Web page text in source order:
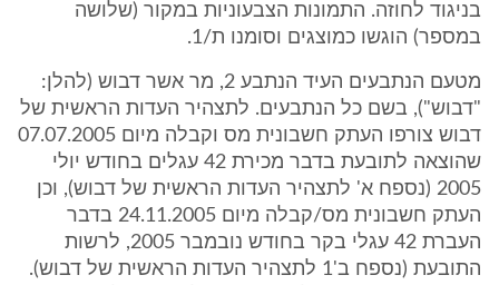
בניגוד לחוזה. התמונות הצבעוניות במקור (שלושה
במספר) הוגשו כמוצגים וסומנו ת/1.
מטעם הנתבעים העיד הנתבע 2, מר אשר דבוש (להלן:
"דבוש"), בשם כל הנתבעים. לתצהיר העדות הראשית של
דבוש צורפו העתק חשבונית מס וקבלה מיום 07.07.2005
שהוצאה לתובעת בדבר מכירת 42 עגלים בחודש יולי
2005 (נספח א' לתצהיר העדות הראשית של דבוש), וכן
העתק חשבונית מס/קבלה מיום 24.11.2005 בדבר
העברת 42 עגלי בקר בחודש נובמבר 2005, לרשות
התובעת (נספח ב'1 לתצהיר העדות הראשית של דבוש).